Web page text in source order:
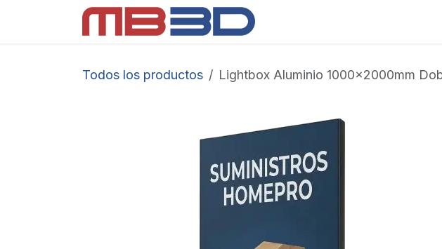
Todos los productos Lightbox Aluminio 1000x2000mm